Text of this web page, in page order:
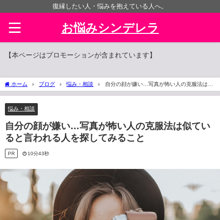
復縁したい人・悩みを抱えている人へ。
お悩みシンデレラ
【本ページはプロモーションが含まれています】
ホーム ブログ 悩み・相談
自分の顔が嫌い…写真が怖い人の克服法は似
ていると言われる人を探してみること
悩み・相談
自分の顔が嫌い…写真が怖い人の克服法は似てい
ると言われる人を探してみること
PR 10分43秒